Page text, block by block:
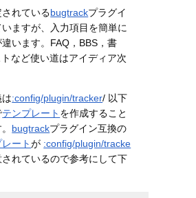
れているbugtrackプラグイ
ますが、入力項目を簡単に
います。FAQ，BBS，書
など使い道はアイディア次
:config/plugin/tracker/ 以下
テンプレート を作成すること
bugtrackプラグイン互換の
レートが :config/plugin/tracke
されているので参考にして下